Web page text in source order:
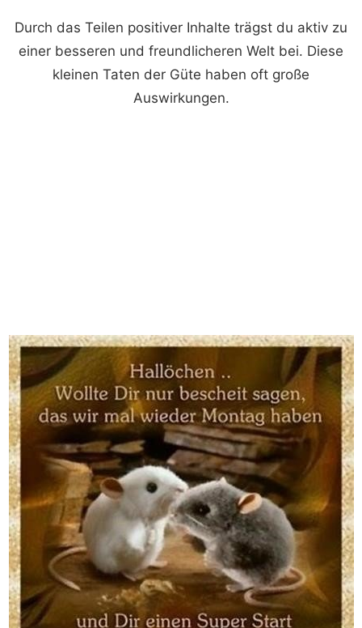
Durch das Teilen positiver Inhalte trägst du aktiv zu
einer besseren und freundlicheren Welt bei. Diese
kleinen Taten der Güte haben oft große
Auswirkungen.